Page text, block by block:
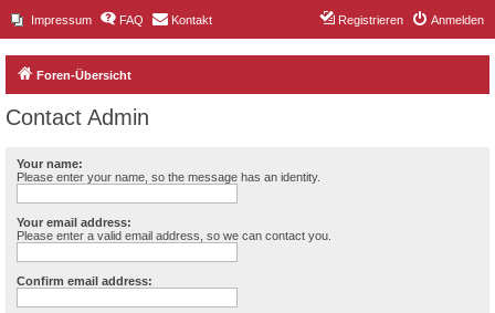
Impressum FAQ Kontakt Anmelden
Registrieren
Foren-Übersicht
Contact Admin
Your name:
Please enter your name, so the message has an identity.
Your email address:
Please enter a valid email address, so we can contact you.
Confirm email address: